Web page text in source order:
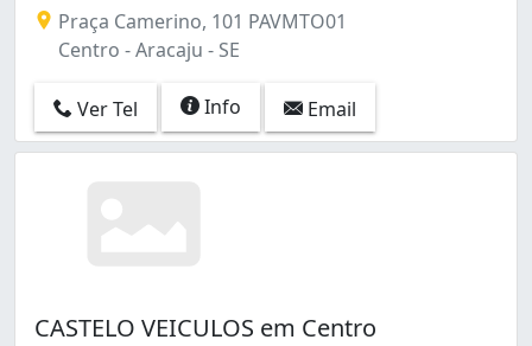
Praça Camerino, 101 PAVMTO01
Centro - Aracaju - SE
Ver Tel Info Email
CASTELO VEICULOS em Centro